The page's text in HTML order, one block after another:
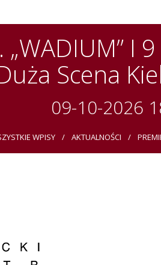
„WADIUM” I
Scena
09-10-2026
WPISY AKTUALNOŚCI